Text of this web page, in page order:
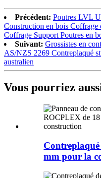
Précédent: Poutres LVL
Construction en bois
Coffrage Support Poutres en
Suivant: Grossistes en
AS/NZS 2269 Contreplaqué
australien
Vous pourriez
mm pour la